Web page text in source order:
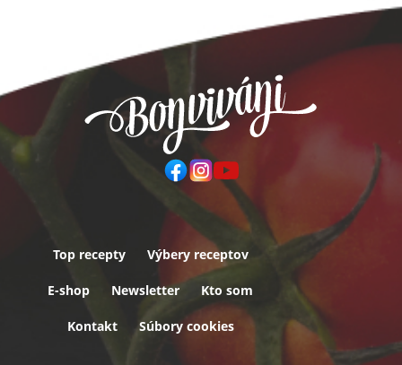
Päta
Top recepty Výbery receptov
E-shop Newsletter Kto som
Kontakt Súbory cookies